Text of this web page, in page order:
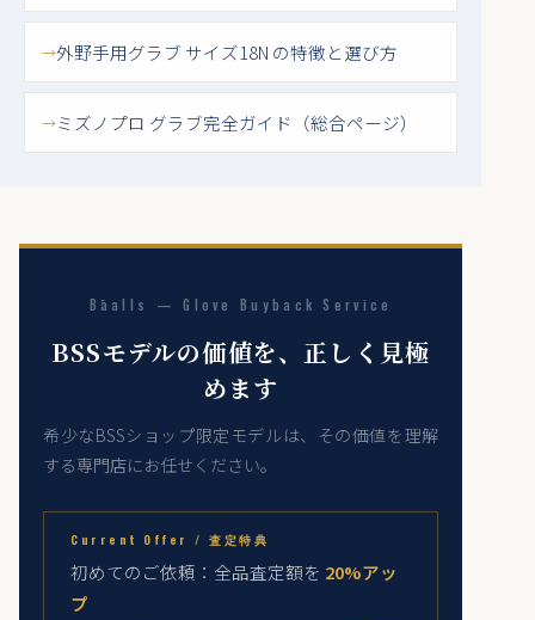
外野手用グラブ サイズ18N の特徴と選び方
ミズノプロ グラブ完全ガイド（総合ページ）
Bāalls — Glove Buyback Service
BSSモデルの価値を、正しく見極
めます
希少なBSSショップ限定モデルは、その価値を理解
する専門店にお任せください。
Current Offer / 査定特典
初めてのご依頼：全品査定額を 20%アッ
プ